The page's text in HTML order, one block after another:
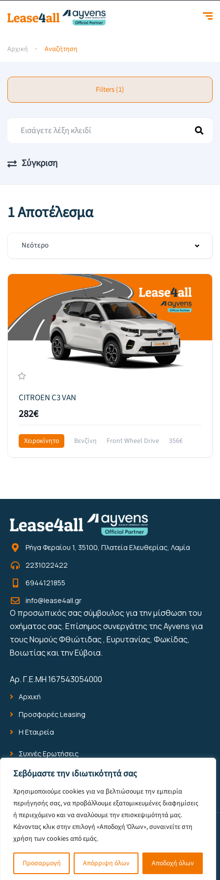
Σεβόμαστε την ιδιωτικότητά σας
Χρησιμοποιούμε cookies για να βελτιώσουμε την εμπειρία
περιήγησής σας, να προβάλλουμε εξατομικευμένες διαφημίσεις
ή περιεχόμενο και να αναλύουμε την επισκεψιμότητά μας.
Κάνοντας κλικ στην επιλογή «Αποδοχή Όλων», συναινείτε στη
χρήση των cookies από εμάς.
Προσαρμογή Απόρριψη όλων Αποδοχή όλων
Αρχική Αναζήτηση
Filters (1)
Σύγκριση
1 Αποτέλεσμα
Νεότερο
CITROEN C3 VAN
282€
Χειροκίνητο Βενζίνη Front Wheel Drive 356€
Ρήγα Φεραίου 1, 35100, Πλατεία Ελευθερίας, Λαμία
2231022422
6944121855
info@lease4all.gr
Ο προσωπικός σας σύμβουλος για την μίσθωση του
οχήματος σας. Επίσημος συνεργάτης της Ayvens για
τους Νομούς Φθιώτιδας , Ευρυτανίας, Φωκίδας,
Βοιωτίας και την Εύβοια.
Αρ. Γ.Ε.ΜΗ 167543054000
Αρχική
Προσφορές Leasing
Η Εταιρεία
Συχνές Ερωτήσεις
Blog
Επικοινωνία
© 2025 All Rights Reserved -
Powered by Pixelone